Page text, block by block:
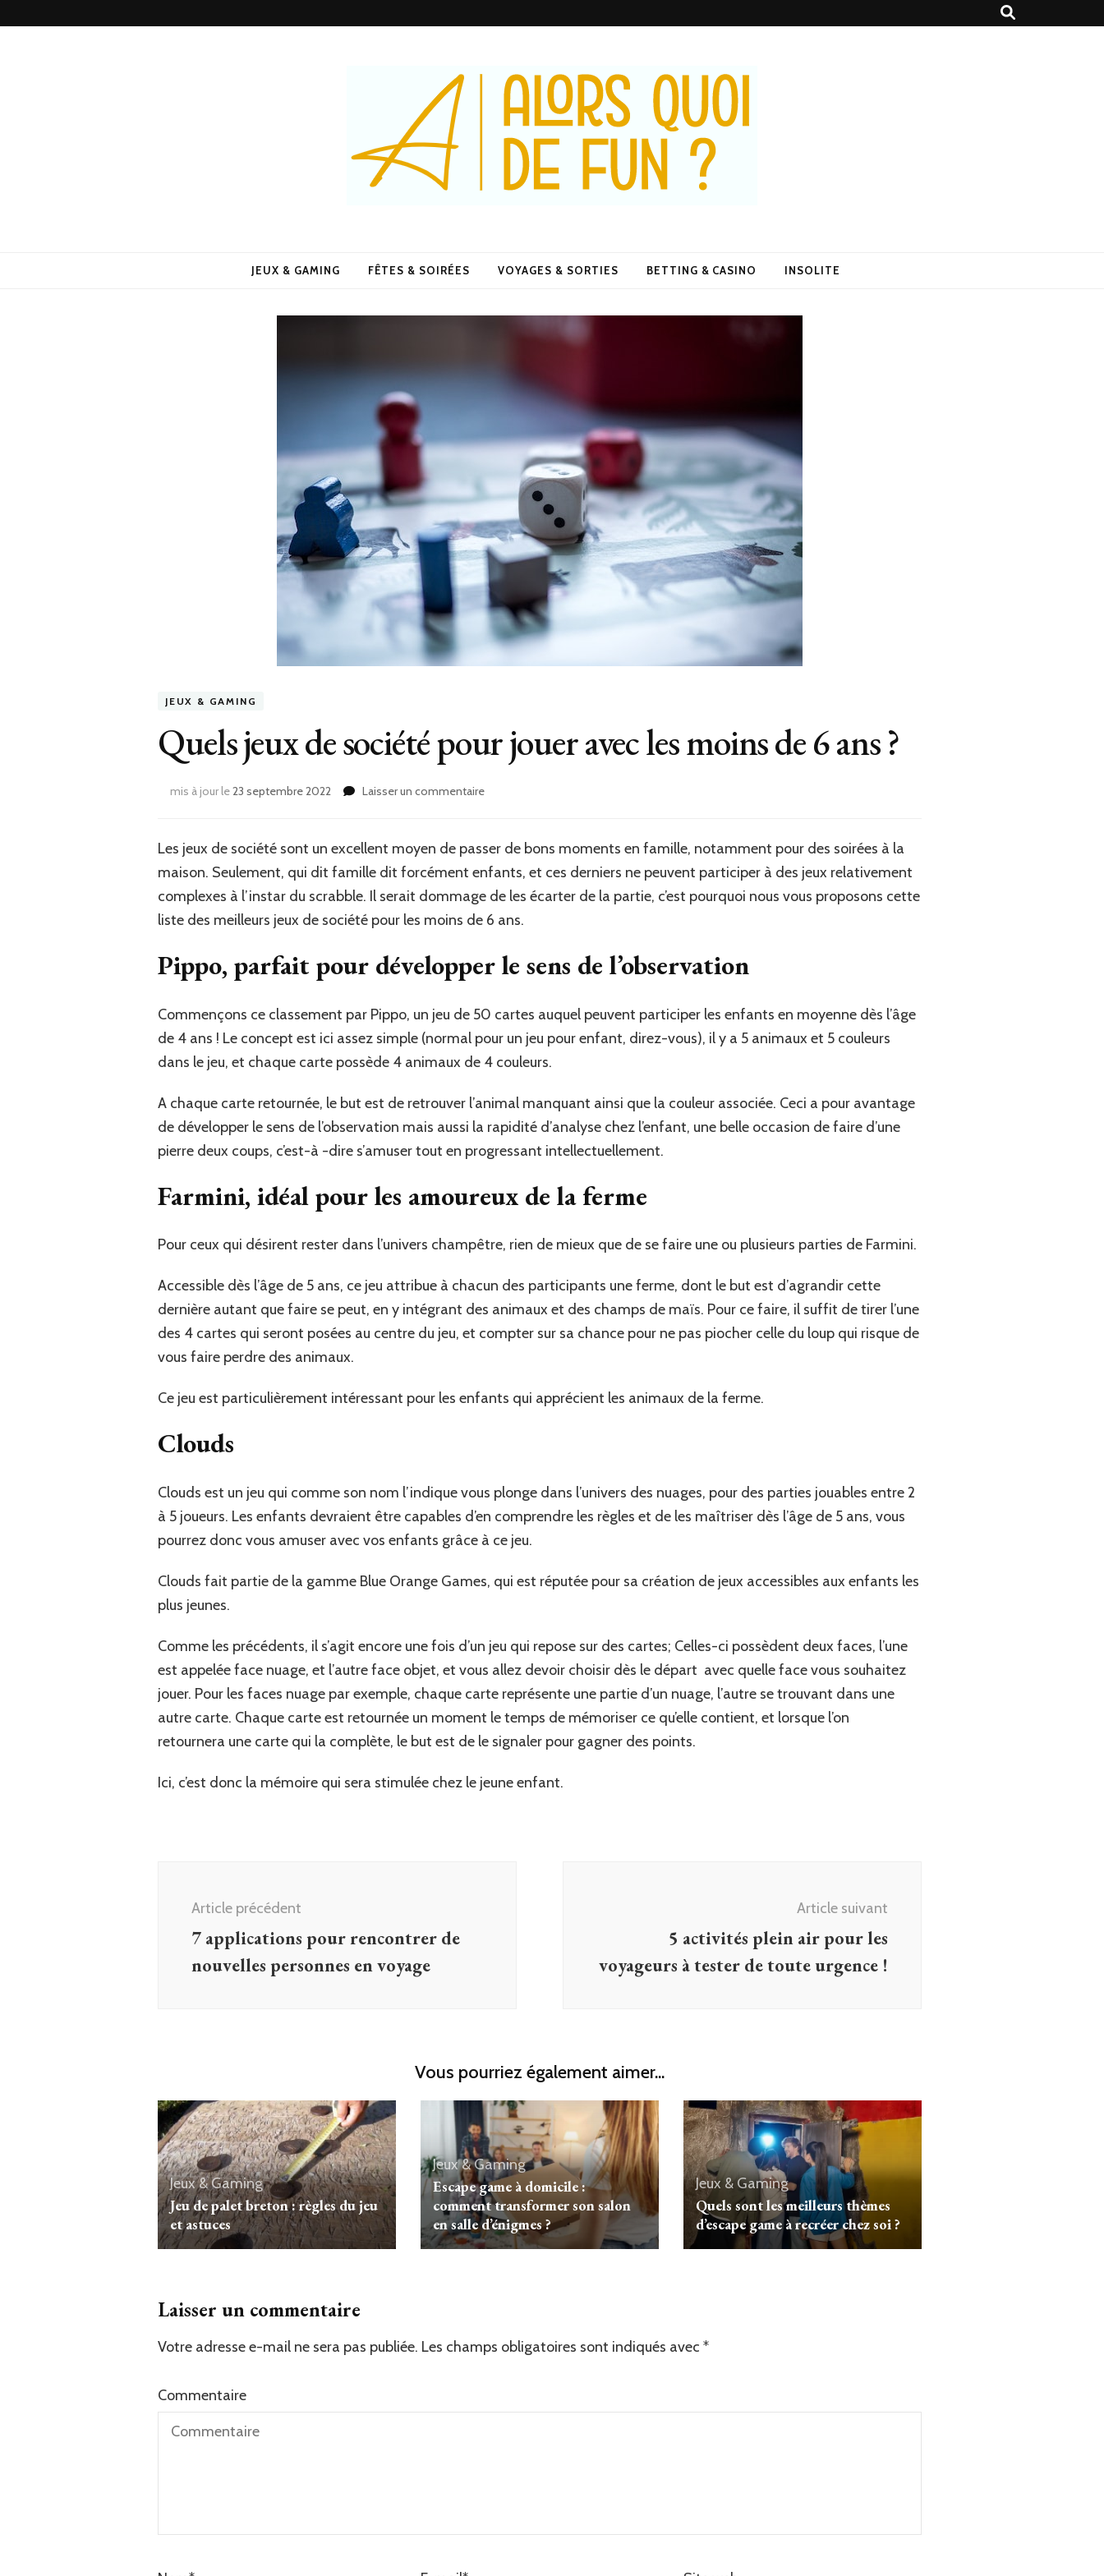
JEUX & GAMING FÊTES & SOIRÉES VOYAGES & SORTIES BETTING & CASINO INSOLITE
JEUX & GAMING
Quels jeux de société pour jouer avec les moins de 6 ans ?
mis à jour le23 septembre 2022 Laisser un commentairesur
pour
jouer
avec
les
de
?
Les jeux de société sont un excellent moyen de passer de bons moments en famille, notamment pour des soirées à la
maison. Seulement, qui dit famille dit forcément enfants, et ces derniers ne peuvent participer à des jeux relativement
complexes à l’instar du scrabble. Il serait dommage de les écarter de la partie, c’est pourquoi nous vous proposons cette
liste des meilleurs jeux de société pour les moins de 6 ans.
Pippo, parfait pour développer le sens de l’observation
Commençons ce classement par Pippo, un jeu de 50 cartes auquel peuvent participer les enfants en moyenne dès l’âge
de 4 ans ! Le concept est ici assez simple (normal pour un jeu pour enfant, direz-vous), il y a 5 animaux et 5 couleurs
dans le jeu, et chaque carte possède 4 animaux de 4 couleurs.
A chaque carte retournée, le but est de retrouver l’animal manquant ainsi que la couleur associée. Ceci a pour avantage
de développer le sens de l’observation mais aussi la rapidité d’analyse chez l’enfant, une belle occasion de faire d’une
pierre deux coups, c’est-à -dire s’amuser tout en progressant intellectuellement.
Farmini, idéal pour les amoureux de la ferme
Pour ceux qui désirent rester dans l’univers champêtre, rien de mieux que de se faire une ou plusieurs parties de Farmini.
Accessible dès l’âge de 5 ans, ce jeu attribue à chacun des participants une ferme, dont le but est d’agrandir cette
dernière autant que faire se peut, en y intégrant des animaux et des champs de maïs. Pour ce faire, il suffit de tirer l’une
des 4 cartes qui seront posées au centre du jeu, et compter sur sa chance pour ne pas piocher celle du loup qui risque de
vous faire perdre des animaux.
Ce jeu est particulièrement intéressant pour les enfants qui apprécient les animaux de la ferme.
Clouds
Clouds est un jeu qui comme son nom l’indique vous plonge dans l’univers des nuages, pour des parties jouables entre 2
à 5 joueurs. Les enfants devraient être capables d’en comprendre les règles et de les maîtriser dès l’âge de 5 ans, vous
pourrez donc vous amuser avec vos enfants grâce à ce jeu.
Clouds fait partie de la gamme Blue Orange Games, qui est réputée pour sa création de jeux accessibles aux enfants les
plus jeunes.
Comme les précédents, il s’agit encore une fois d’un jeu qui repose sur des cartes; Celles-ci possèdent deux faces, l’une
est appelée face nuage, et l’autre face objet, et vous allez devoir choisir dès le départ avec quelle face vous souhaitez
jouer. Pour les faces nuage par exemple, chaque carte représente une partie d’un nuage, l’autre se trouvant dans une
autre carte. Chaque carte est retournée un moment le temps de mémoriser ce qu’elle contient, et lorsque l’on
retournera une carte qui la complète, le but est de le signaler pour gagner des points.
Ici, c’est donc la mémoire qui sera stimulée chez le jeune enfant.
d'article
Article précédent
7 applications pour rencontrer de
nouvelles personnes en voyage
Article suivant
5 activités plein air pour les
voyageurs à tester de toute urgence !
Vous pourriez également aimer...
Jeux & Gaming
Jeu de palet breton : règles du jeu
et astuces
Jeux & Gaming
Escape game à domicile :
comment transformer son salon
en salle d’énigmes ?
Jeux & Gaming
Quels sont les meilleurs thèmes
d’escape game à recréer chez soi ?
Laisser un commentaire
Votre adresse e-mail ne sera pas publiée. Les champs obligatoires sont indiqués avec *
Commentaire